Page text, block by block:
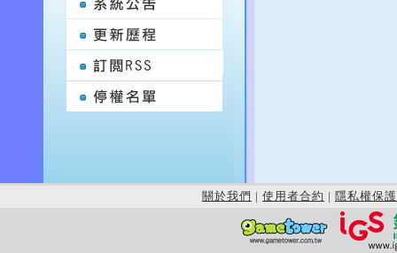
關於我們 | 使用者合約 | 隱私權保護